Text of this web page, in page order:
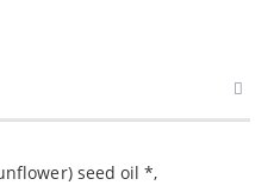
seed oil *,